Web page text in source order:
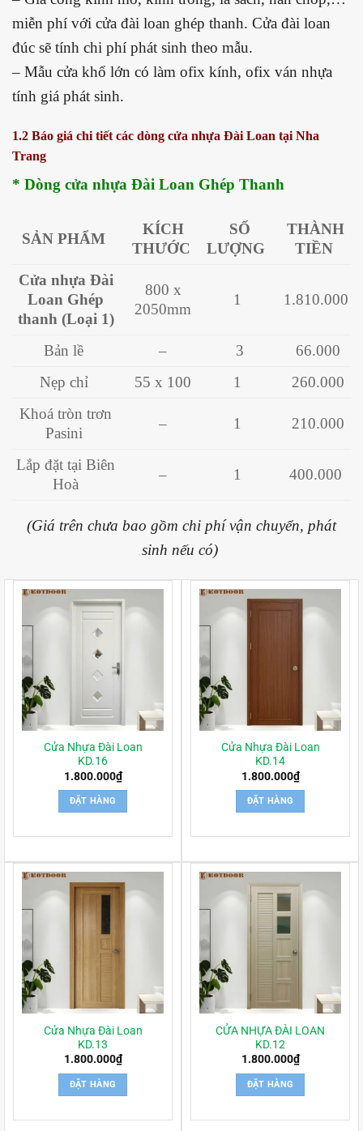
miễn phí với cửa đài loan ghép thanh. Cửa đài loan
đúc sẽ tính chi phí phát sinh theo mẫu.
– Mẫu cửa khổ lớn có làm ofix kính, ofix ván nhựa
tính giá phát sinh.
1.2 Báo giá chi tiết các dòng cửa nhựa Đài Loan tại Nha
Trang
* Dòng cửa nhựa Đài Loan Ghép Thanh
SẢN PHẨM
KÍCH
THƯỚC
SỐ
LƯỢNG
THÀNH
TIỀN
Cửa nhựa Đài
Loan Ghép
thanh (Loại 1)
800 x
2050mm
1 1.810.000
Bản lề – 3
66.000
Nẹp chỉ
55 x 100 1
260.000
Khoá tròn trơn
Pasini
– 1 210.000
Lắp đặt tại Biên
Hoà
– 1 400.000
(Giá trên chưa bao gồm chi phí vận chuyển, phát
sinh nếu có)
Cửa Nhựa Đài Loan
KD.16
1.800.000₫
ĐẶT HÀNG
Cửa Nhựa Đài Loan
KD.14
1.800.000₫
ĐẶT HÀNG
Cửa Nhựa Đài Loan
KD.13
1.800.000₫
ĐẶT HÀNG
CỬA NHỰA ĐÀI LOAN
KD.12
1.800.000₫
ĐẶT HÀNG